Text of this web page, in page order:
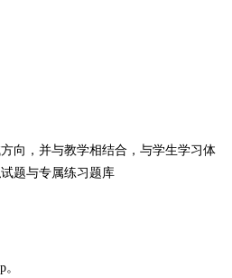
向，并与教学相结合，与学生学习体
题与专属练习题库